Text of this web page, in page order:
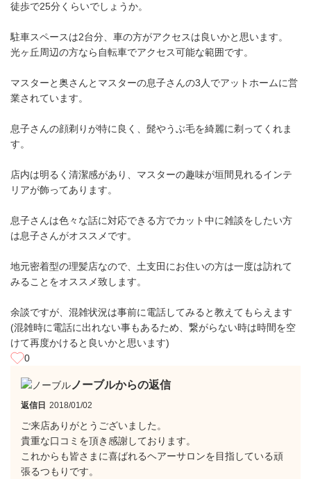
徒歩で25分くらいでしょうか。
駐車スペースは2台分、車の方がアクセスは良いかと思います。
光ヶ丘周辺の方なら自転車でアクセス可能な範囲です。
マスターと奥さんとマスターの息子さんの3人でアットホームに営
業されています。
息子さんの顔剃りが特に良く、髭やうぶ毛を綺麗に剃ってくれま
す。
店内は明るく清潔感があり、マスターの趣味が垣間見れるインテ
リアが飾ってあります。
息子さんは色々な話に対応できる方でカット中に雑談をしたい方
は息子さんがオススメです。
地元密着型の理髪店なので、土支田にお住いの方は一度は訪れて
みることをオススメ致します。
余談ですが、混雑状況は事前に電話してみると教えてもらえます
(混雑時に電話に出れない事もあるため、繋がらない時は時間を空
けて再度かけると良いかと思います)
0
ノーブルからの返信
返信日 2018/01/02
ご来店ありがとうございました。
貴重な口コミを頂き感謝しております。
これからも皆さまに喜ばれるヘアーサロンを目指している頑
張るつもりです。